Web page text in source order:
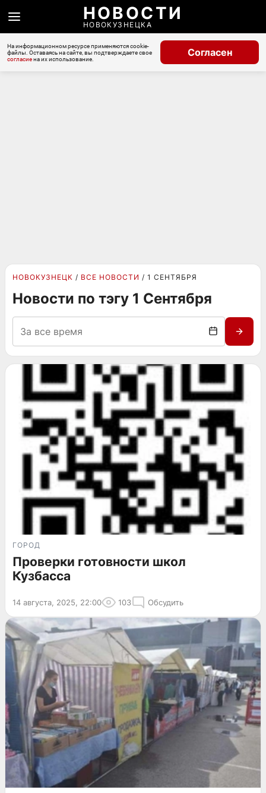
НОВОСТИ
НОВОКУЗНЕЦКА
На информационном ресурсе применяются cookie-
файлы. Оставаясь на сайте, вы подтверждаете свое
согласиена их использование.
Согласен
НОВОКУЗНЕЦК ВСЕ НОВОСТИ 1 СЕНТЯБРЯ
Новости по тэгу 1 Сентября
ГОРОД
Проверки готовности школ
Кузбасса
14 августа, 2025, 22:00 103 Обсудить